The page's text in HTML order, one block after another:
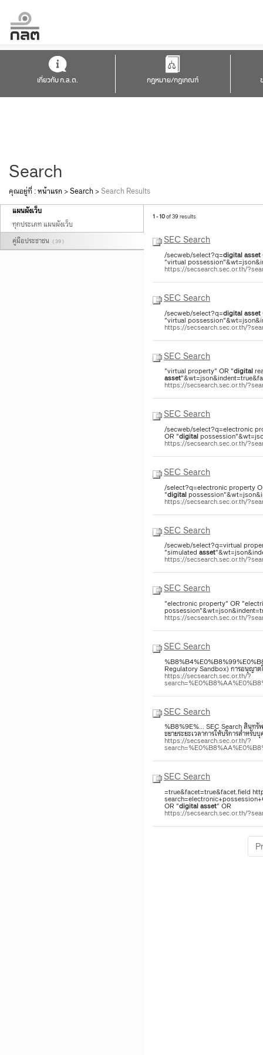
เกี่ยวกับ ก.ล.ต. กฎหมาย/กฎเกณฑ์
Search
คุณอยู่ที่ :หน้าแรก >Search >Search Results
แผนผังเว็บ
ทุกประเภท แผนผังเว็บ
คู่มือประชาชน ( 39 )
1 - 10of 39 results
SEC Search
/secweb/select?q=digitalasset
"virtual
https://secsearch.sec.or.th/
SEC Search
/secweb/select?q=digitalasset
"virtual
https://secsearch.sec.or.th/
SEC Search
"virtual property" OR "digital
asset
https://secsearch.sec.or.th/
SEC Search
/secweb/select?q=electronic
OR "digital
https://secsearch.sec.or.th/
SEC Search
/select?q=electronic property
"digital
https://secsearch.sec.or.th/
SEC Search
/secweb/select?q=virtual
"simulated asset
https://secsearch.sec.or.th/
SEC Search
"electronic property" OR
https://secsearch.sec.or.th/
SEC Search
Regulatory Sandbox) การอนุญาต
https://secsearch.sec.or.th/?
SEC Search
%B8%9E%... SEC Search สินท
ขยายระยะเวลาการให้บริการสำหรับ
https://secsearch.sec.or.th/?
SEC Search
=true&facet=true&facet.field
OR "digitalasset" OR
https://secsearch.sec.or.th/